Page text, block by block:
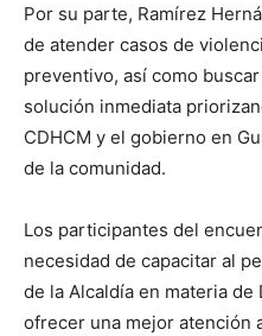
Por su parte, Ramírez
de atender casos de
preventivo, así como
solución inmediata
CDHCM y el gobierno en
de la comunidad.
Los participantes del
necesidad de capacitar al
de la Alcaldía en materia
ofrecer una mejor atención